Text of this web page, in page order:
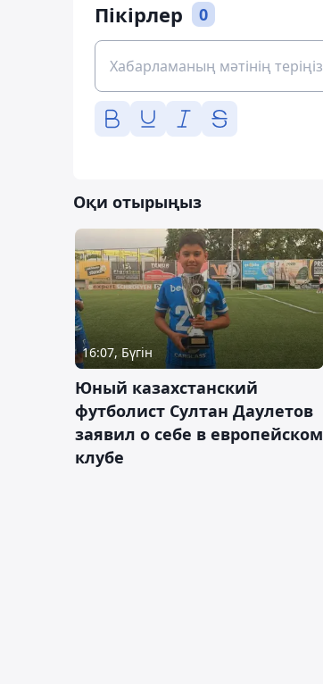
Пікірлер 0
Оқи отырыңыз
16:07, Бүгін
Юный казахстанский
футболист Султан Даулетов
заявил о себе в европейском
клубе